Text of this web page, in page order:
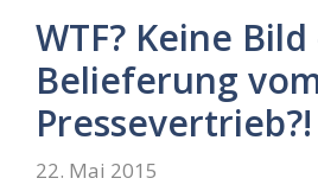
WTF? Keine
Belieferung
22. Mai 2015